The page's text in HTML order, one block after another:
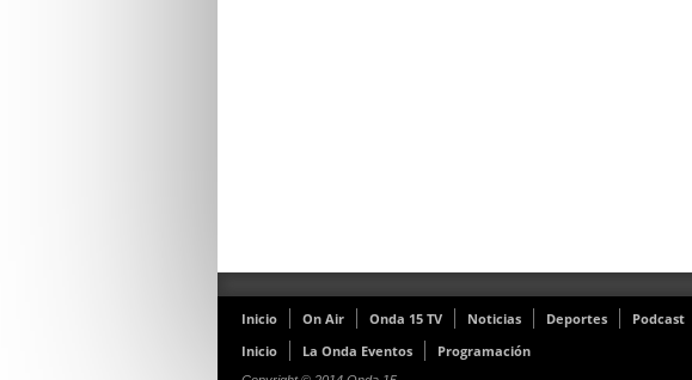
Inicio On Air Onda 15 TV Noticias Deportes Podcast
Inicio
La Onda Eventos Programación